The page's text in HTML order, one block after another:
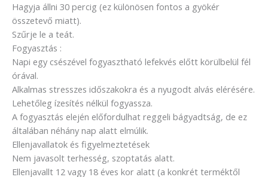
Hagyja állni 30 percig (ez különösen fontos a gyökér
összetevő miatt).
Szűrje le a teát.
Fogyasztás :
Napi egy csészével fogyasztható lefekvés előtt körülbelül fél
órával.
Alkalmas stresszes időszakokra és a nyugodt alvás elérésére.
Lehetőleg ízesítés nélkül fogyassza.
A fogyasztás elején előfordulhat reggeli bágyadtság, de ez
általában néhány nap alatt elmúlik.
Ellenjavallatok és figyelmeztetések
Nem javasolt terhesség, szoptatás alatt.
Ellenjavallt 12 vagy 18 éves kor alatt (a konkrét terméktől